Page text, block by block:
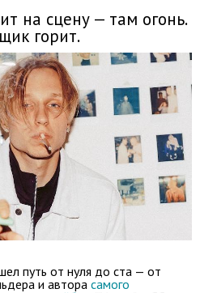
на сцену — там огонь.
горит.
путь от нуля до ста — от
и автора самого